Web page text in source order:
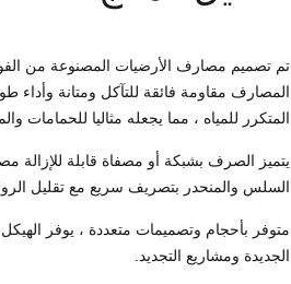
تم تصميم مصارف الأرضيات المصنوعة من
المصارف مقاومة فائقة للتآكل ومتانة
المتكرر للمياه ، مما يجعله مثاليا للحمامات
يتميز الصرف بشبكة أو مصفاة قابلة للإزالة
السلس والمنحدر بتصريف سريع مع تقليل
متوفر بأحجام وتصميمات متعددة ، يوفر الهيكل
الجديدة ومشاريع التجديد.